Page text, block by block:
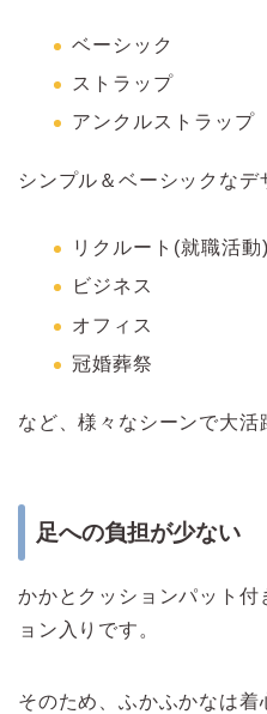
ベーシック
ストラップ
アンクルストラップ
シンプル＆ベーシックなデ
リクルート(就職活動)
ビジネス
オフィス
冠婚葬祭
など、様々なシーンで大活
足への負担が少ない
かかとクッションパット
ョン入りです。
そのため、ふかふかなは